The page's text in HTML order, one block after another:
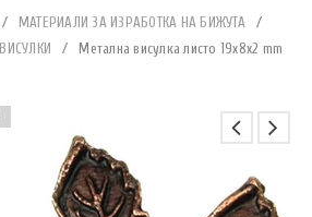
/ МАТЕРИАЛИ ЗА ИЗРАБОТКА НА БИЖУТА
/
ВИСУЛКИ / Метална висулка листо 19х8х2 mm